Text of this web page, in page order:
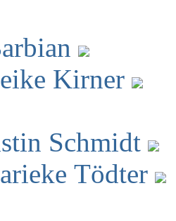
Kirner
Schmidt
Tödter